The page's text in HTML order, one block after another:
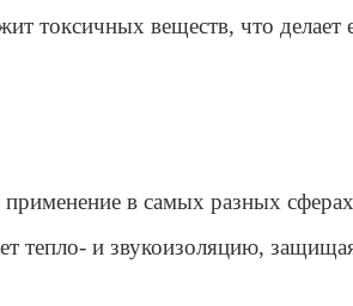
токсичных веществ, что
в самых разных
тепло- и звукоизоляцию,